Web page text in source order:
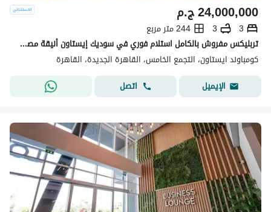
ج.م24,000,000
3
3
244 متر مربع
تربليكس مفروش بالكامل استلام فوري في سوديك إيستاون أنيقة مصممة لتوفير الراحة والرحابة، تقع في أحد أكثر الأحياء المرغوبة، وتوفر الخصوصية
كومباوند ايستاون، التجمع الخامس، القاهرة الجديدة، القاهرة
الإيميل
اتصل